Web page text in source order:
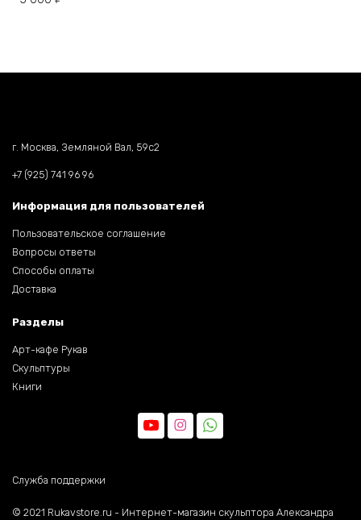
г. Москва, Земляной Вал, 59c2
+7 (925) 741 96 96
Информация для пользователей
Пользовательское соглашение
Вопросы ответы
Способы оплаты
Доставка
Разделы
Арт-кафе Рукав
Скульптуры
Книги
Служба поддержки
©️ 2021 Rukavstore.ru - Интернет-магазин скульптора Александра